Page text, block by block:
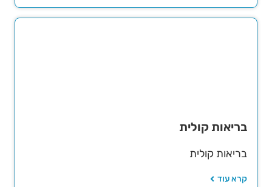
בריאות קולית
בריאות קולית
קרא עוד